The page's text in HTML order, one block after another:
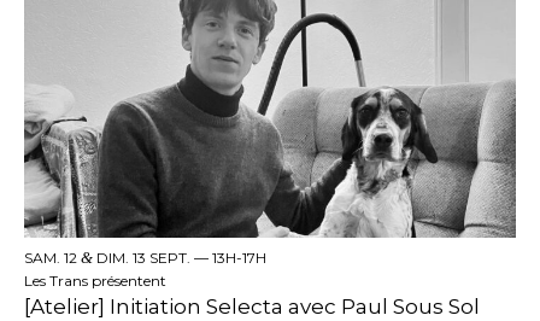
SAM. 12 & DIM. 13 SEPT. — 13H-17H
Les Trans présentent
[Atelier] Initiation Selecta avec Paul Sous Sol